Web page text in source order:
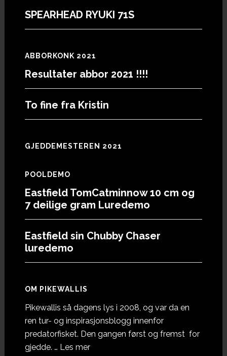
SPEARHEAD RYUKI 71S
ABBORKONK 2021
Resultater abbor 2021 !!!!
To fine fra Kristin
GJEDDEMESTEREN 2021
POOLDEMO
Eastfield TomCatminnow 10 cm og
7 deilige gram Luredemo
Eastfield sin Chubby Chaser
luredemo
OM PIKEWALLIS
Pikewallis så dagens lys i 2008, og var da en
ren tur- og inspirasjonsblogg innenfor
predatorfisket. Den gangen først og fremst for
gjedde. … Les meromOm